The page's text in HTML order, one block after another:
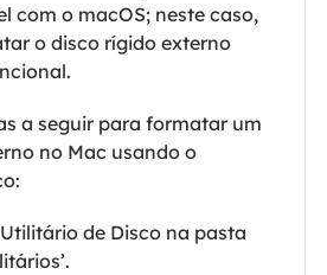
com o macOS; neste caso,
o disco rígido externo
a seguir para formatar um
no Mac usando o
de Disco na pasta